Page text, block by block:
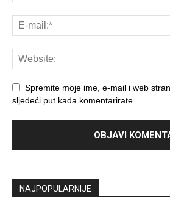
Spremite moje ime, e-mail i web
sljedeći put kada komentarirate.
NAJPOPULARNIJE